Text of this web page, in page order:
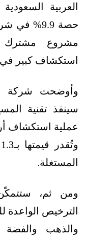
العربية
حصة 9.9%
استكشاف كبير
وأوضحت شركة
سينفذ تقنية
عملية استكشاف
المستغلة.
ومن ثم،
الترخيص الواعدة
والذهب والفضة